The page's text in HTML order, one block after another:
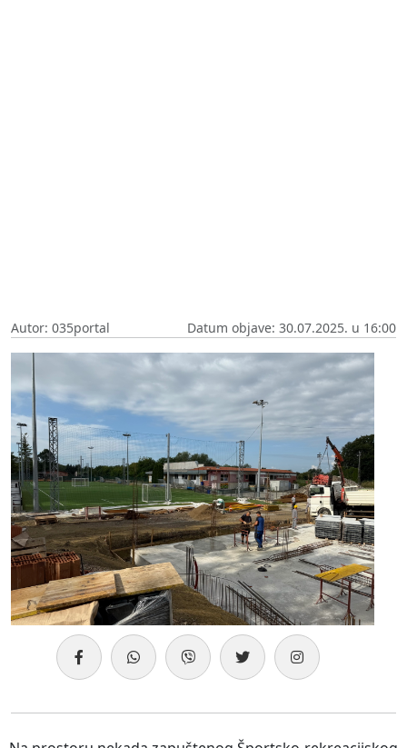
Autor: 035portal Datum objave: 30.07.2025. u 16:00